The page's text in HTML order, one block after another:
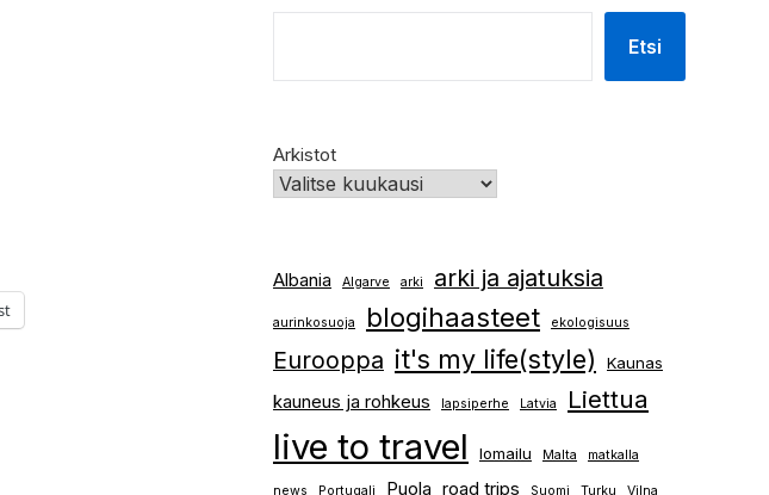
Etsi
Arkistot
Albania Algarve arki arki ja ajatuksia
aurinkosuoja blogihaasteet ekologisuus
Eurooppa it's my life(style) Kaunas
kauneus ja rohkeus lapsiperhe Latvia Liettua
live to travel lomailu Malta matkalla
news Portugali Puola road trips Suomi Turku
Vilna